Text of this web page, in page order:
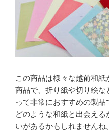
この商品は様々な越前和
商品で、折り紙や切り絵な
って非常におすすめの製品
どのような和紙と出会え
いがあるかもしれませんね。